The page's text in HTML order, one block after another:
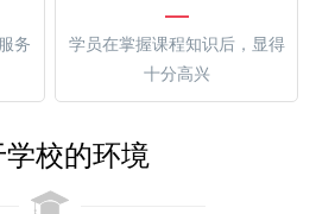
务
学员在掌握课程知识后，显得
十分高兴
学校的环境